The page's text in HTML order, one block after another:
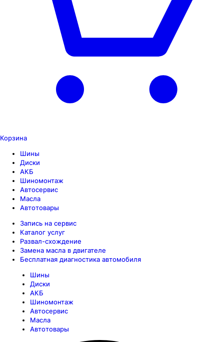
Корзина
Шины
Диски
АКБ
Шиномонтаж
Автосервис
Масла
Автотовары
Запись на сервис
Каталог услуг
Развал-схождение
Замена масла в двигателе
Бесплатная диагностика автомобиля
Шины
Диски
АКБ
Шиномонтаж
Автосервис
Масла
Автотовары